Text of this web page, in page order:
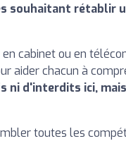
souhaitant rétablir
cabinet ou en
aider chacun à
ni d'interdits ici,
toutes les